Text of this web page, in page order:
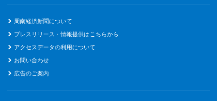
周南経済新聞について
プレスリリース・情報提供はこちらから
アクセスデータの利用について
お問い合わせ
広告のご案内